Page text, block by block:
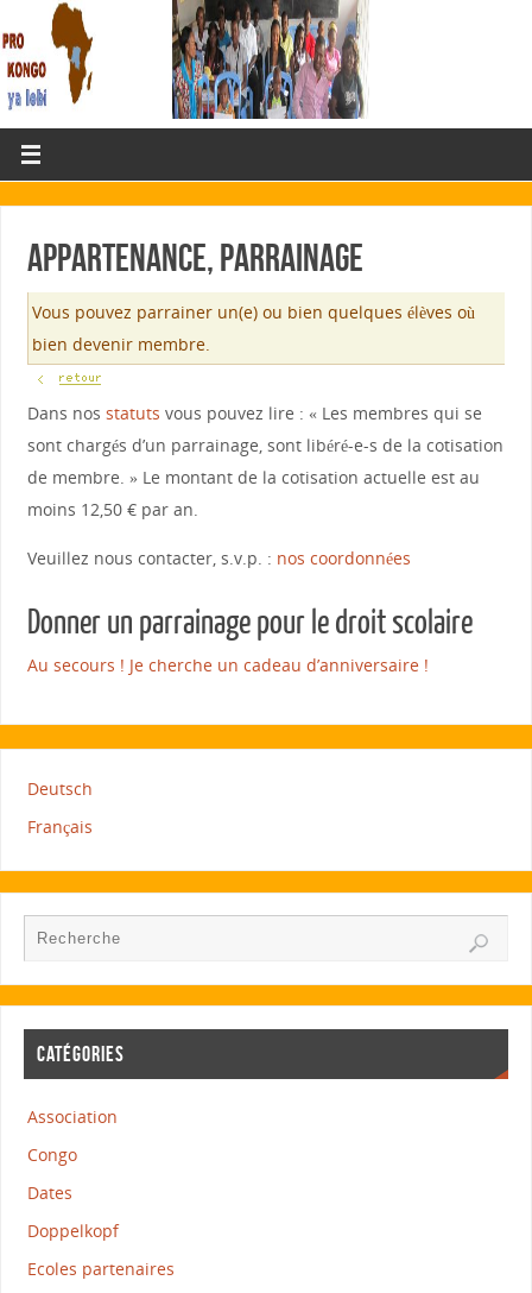
Appartenance, Parrainage
Vous pouvez parrainer un(e) ou bien quelques élèves où
bien devenir membre.
Dans nos statuts vous pouvez lire : « Les membres qui se
sont chargés d’un parrainage, sont libéré-e-s de la cotisation
de membre. » Le montant de la cotisation actuelle est au
moins 12,50 € par an.
Veuillez nous contacter, s.v.p. : nos coordonnées
Donner un parrainage pour le droit scolaire
Au secours ! Je cherche un cadeau d’anniversaire !
Deutsch
Français
CATÉGORIES
Association
Congo
Dates
Doppelkopf
Ecoles partenaires